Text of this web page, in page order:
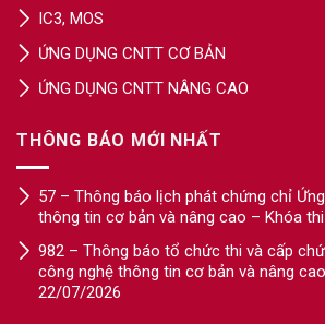
ỨNG DỤNG CNTT CƠ BẢN
ỨNG DỤNG CNTT NÂNG CAO
IC3, MOS
THÔNG BÁO MỚI NHẤT
57 – Thông báo lịch phát chứng chỉ
thông tin cơ bản và nâng cao – Khóa
982 – Thông báo tổ chức thi và cấp
công nghệ thông tin cơ bản và nâng
22/07/2026